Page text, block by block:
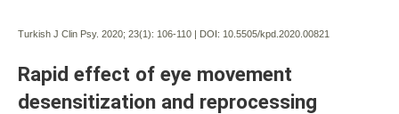
Turkish J Clin Psy. 2020; 23(1): 106-110 | DOI: 10.5505/kpd.2020.00821
Rapid effect of eye movement
desensitization and reprocessing